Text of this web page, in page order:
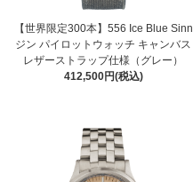
【世界限定300本】556 Ice Blue Sinn
ジン パイロットウォッチ キャンバス
レザーストラップ仕様（グレー）
412,500円(税込)